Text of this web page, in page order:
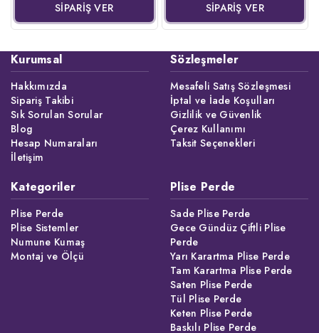
SİPARİŞ VER
SİPARİŞ VER
Kurumsal
Hakkımızda
Sipariş Takibi
Sık Sorulan Sorular
Blog
Hesap Numaraları
İletişim
Kategoriler
Plise Perde
Plise Sistemler
Numune Kumaş
Montaj ve Ölçü
Plise Perde
Sade Plise Perde
Gece Gündüz Çiftli Plise
Perde
Yarı Karartma Plise Perde
Tam Karartma Plise Perde
Saten Plise Perde
Tül Plise Perde
Keten Plise Perde
Baskılı Plise Perde
Sözleşmeler
Mesafeli Satış Sözleşmesi
İptal ve İade Koşulları
Gizlilik ve Güvenlik
Çerez Kullanımı
Taksit Seçenekleri